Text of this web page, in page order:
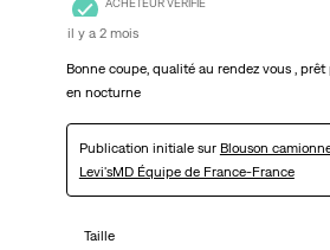
ACHETEUR VÉRIFIÉ
il y a 2 mois
Bonne coupe, qualité au rendez vous ,
en nocturne
Publication initiale sur Blouson
Levi'sMD Équipe de France-France
Taille